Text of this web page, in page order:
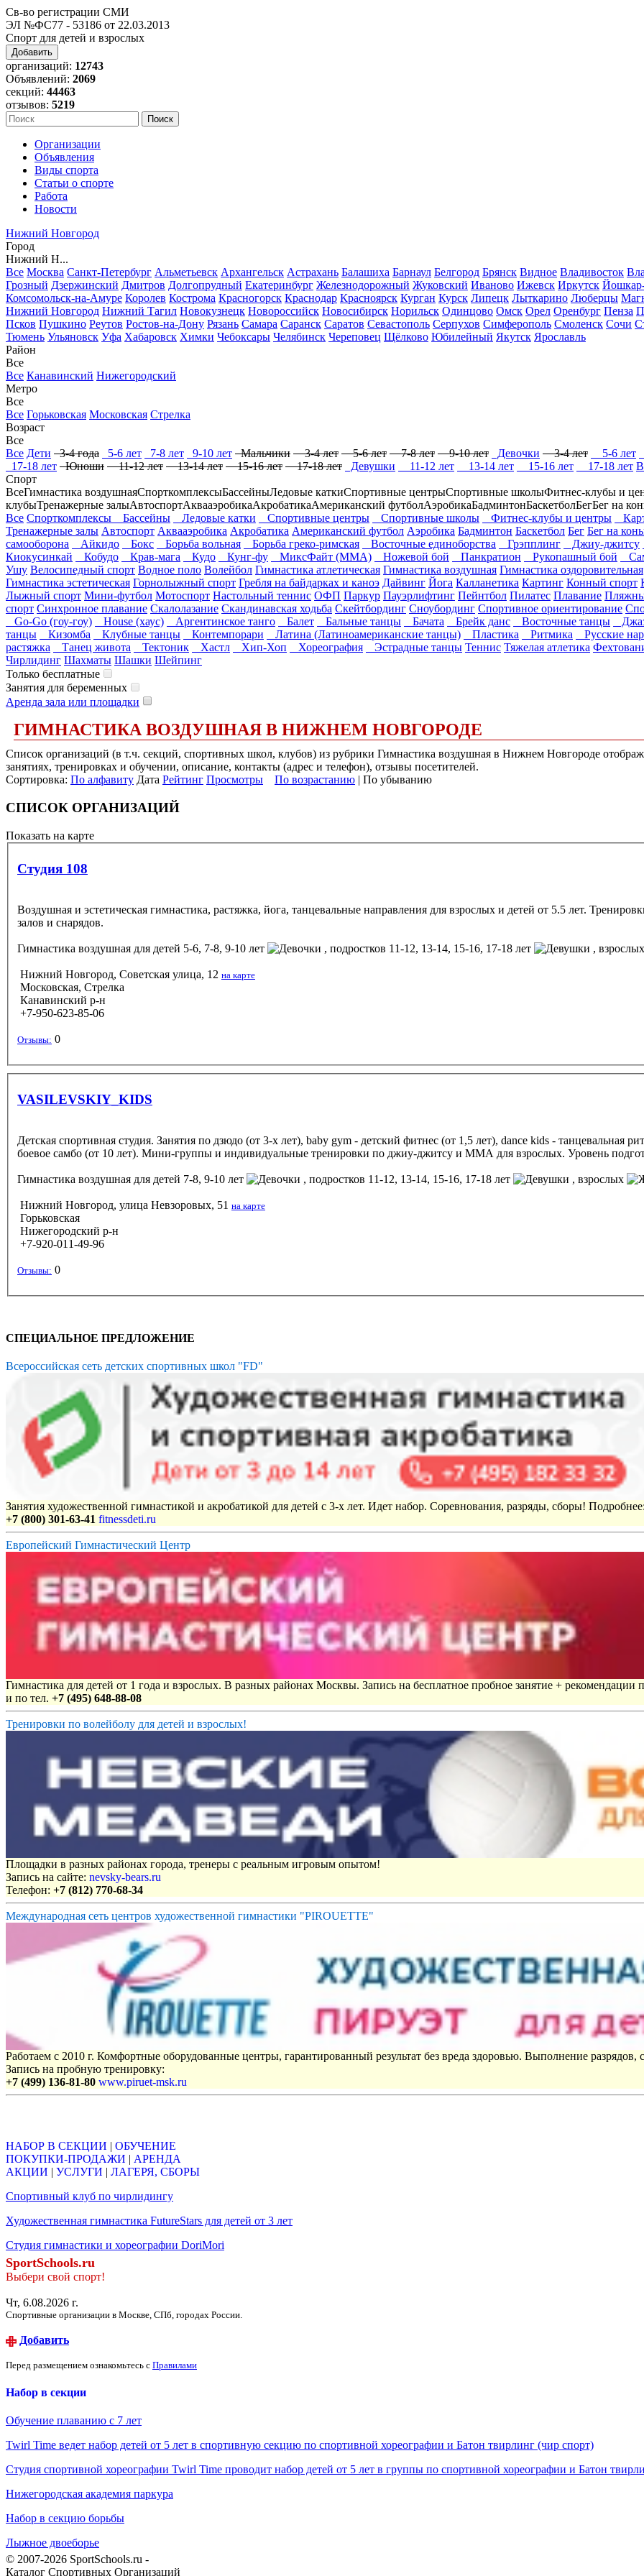
Св-во регистрации СМИ
ЭЛ №ФС77 - 53186 от 22.03.2013
Спорт для детей и взрослых
Добавить
организаций: 12743
Объявлений: 2069
секций: 44463
отзывов: 5219
Организации
Объявления
Виды спорта
Статьи о спорте
Работа
Новости
Нижний Новгород
Город
Нижний Н...
Все Москва Санкт-Петербург Альметьевск Архангельск Астрахань Балашиха Барнаул Белгород Брянск Видное Владивосток
Грозный Дзержинский Дмитров Долгопрудный Екатеринбург Железнодорожный Жуковский Иваново Ижевск Иркутск
Комсомольск-на-Амуре Королев Кострома Красногорск Краснодар Красноярск Курган Курск Липецк Лыткарино Люберцы
Нижний Новгород Нижний Тагил Новокузнецк Новороссийск Новосибирск Норильск Одинцово Омск Орел Оренбург Пенза
Псков Пушкино Реутов Ростов-на-Дону Рязань Самара Саранск Саратов Севастополь Серпухов Симферополь Смоленск Сочи
Тюмень Ульяновск Уфа Хабаровск Химки Чебоксары Челябинск Череповец Щёлково Юбилейный Якутск Ярославль
Район
Все
Все Канавинский Нижегородский
Метро
Все
Все Горьковская Московская Стрелка
Возраст
Все
Все Дети 3-4 года 5-6 лет 7-8 лет 9-10 лет Мальчики 3-4 лет 5-6 лет 7-8 лет 9-10 лет Девочки 3-4 лет 5-6 лет
17-18 лет Юноши 11-12 лет 13-14 лет 15-16 лет 17-18 лет Девушки 11-12 лет 13-14 лет 15-16 лет 17-18 лет
Спорт
ВсеГимнастика воздушнаяСпорткомплексыБассейныЛедовые каткиСпортивные центрыСпортивные школыФитнес-клубы и
клубыТренажерные залыАвтоспортАквааэробикаАкробатикаАмериканский футболАэробикаБадминтонБаскетболБегБег на
Все Спорткомплексы Бассейны Ледовые катки Спортивные центры Спортивные школы Фитнес-клубы и центры
Тренажерные залы Автоспорт Аквааэробика Акробатика Американский футбол Аэробика Бадминтон Баскетбол Бег Бег на
самооборона
Айкидо Бокс Борьба вольная Борьба греко-римская Восточные единоборства Грэпплинг Джиу-джитсу
Киокусинкай
Кобудо Крав-мага Кудо Кунг-фу МиксФайт (ММА) Ножевой бой Панкратион Рукопашный бой
Ушу Велосипедный спорт Водное поло Волейбол Гимнастика атлетическая Гимнастика воздушная Гимнастика оздоровительная
Гимнастика эстетическая Горнолыжный спорт Гребля на байдарках и каноэ Дайвинг Йога Калланетика Картинг Конный спорт
Лыжный спорт Мини-футбол Мотоспорт Настольный теннис ОФП Паркур Пауэрлифтинг Пейнтбол Пилатес Плавание
спорт Синхронное плавание Скалолазание Скандинавская ходьба Скейтбординг Сноубординг Спортивное ориентирование
Go-Go (гоу-гоу)
House (хаус) Аргентинское танго Балет Бальные танцы Бачата Брейк данс Восточные танцы
танцы
Кизомба Клубные танцы Контемпорари Латина (Латиноамериканские танцы) Пластика Ритмика
Русские
растяжка
Танец живота Тектоник Хастл Хип-Хоп Хореография Эстрадные танцы Теннис Тяжелая атлетика
Чирлидинг Шахматы Шашки Шейпинг
Только бесплатные
Занятия для беременных
Аренда зала или площадки
ГИМНАСТИКА ВОЗДУШНАЯ В НИЖНЕМ НОВГОРОДЕ
Список организаций (в т.ч. секций, спортивных школ, клубов) из рубрики Гимнастика воздушная в Нижнем Новгороде
занятиях, тренировках и обучении, описание, контакты (адрес и телефон), отзывы посетителей.
Сортировка: По алфавиту Дата Рейтинг Просмотры По возрастанию | По убыванию
СПИСОК ОРГАНИЗАЦИЙ
Показать на карте
Студия 108
Воздушная и эстетическая гимнастика, растяжка, йога, танцевальные направления для взрослых и детей от 5.5 лет.
залов и снарядов.
Гимнастика воздушная для детей 5-6, 7-8, 9-10 лет , подростков 11-12, 13-14, 15-16, 17-18 лет ,
Нижний Новгород, Советская улица, 12 на карте
Московская, Стрелка
Канавинский р-н
+7-950-623-85-06
Отзывы: 0
VASILEVSKIY_KIDS
Детская спортивная студия. Занятия по дзюдо (от 3-х лет), baby gym - детский фитнес (от 1,5 лет), dance kids - танцевальная
боевое самбо (от 10 лет). Мини-группы и индивидуальные тренировки по джиу-джитсу и ММА для взрослых. Уровень
Гимнастика воздушная для детей 7-8, 9-10 лет , подростков 11-12, 13-14, 15-16, 17-18 лет , взрослых
Нижний Новгород, улица Невзоровых, 51 на карте
Горьковская
Нижегородский р-н
+7-920-011-49-96
Отзывы: 0
СПЕЦИАЛЬНОЕ ПРЕДЛОЖЕНИЕ
Всероссийская сеть детских спортивных школ "FD"
Занятия художественной гимнастикой и акробатикой для детей с 3-х лет. Идет набор. Соревнования, разряды, сборы!
+7 (800) 301-63-41 fitnessdeti.ru
Европейский Гимнастический Центр
Гимнастика для детей от 1 года и взрослых. В разных районах Москвы. Запись на бесплатное пробное занятие + рекомендации
и по тел. +7 (495) 648-88-08
Тренировки по волейболу для детей и взрослых!
Площадки в разных районах города, тренеры с реальным игровым опытом!
Запись на сайте: nevsky-bears.ru
Телефон: +7 (812) 770-68-34
Международная сеть центров художественной гимнастики "PIROUETTE"
Работаем с 2010 г. Комфортные оборудованные центры, гарантированный результат без вреда здоровью. Выполнение
Запись на пробную тренировку:
+7 (499) 136-81-80 www.piruet-msk.ru
НАБОР В СЕКЦИИ | ОБУЧЕНИЕ
ПОКУПКИ-ПРОДАЖИ | АРЕНДА
АКЦИИ | УСЛУГИ | ЛАГЕРЯ, СБОРЫ
Спортивный клуб по чирлидингу
Художественная гимнастика FutureStars для детей от 3 лет
Студия гимнастики и хореографии DoriMori
SportSchools.ru
Выбери свой спорт!
Чт, 6.08.2026 г.
Спортивные организации в Москве, СПб, городах России.
Добавить
Перед размещением ознакомьтесь с Правилами
Набор в секции
Обучение плаванию с 7 лет
Twirl Time ведет набор детей от 5 лет в спортивную секцию по спортивной хореографии и Батон твирлинг (чир спорт)
Студия спортивной хореографии Twirl Time проводит набор детей от 5 лет в группы по спортивной хореографии и Батон
Нижегородская академия паркура
Набор в секцию борьбы
Лыжное двоеборье
© 2007-2026 SportSchools.ru -
Каталог Спортивных Организаций